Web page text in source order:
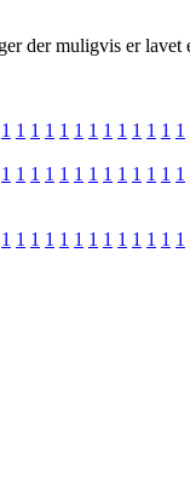
der muligvis er lavet
1 1 1 1 1 1 1 1 1 1 1 1 1
1 1 1 1 1 1 1 1 1 1 1 1 1
1 1 1 1 1 1 1 1 1 1 1 1 1